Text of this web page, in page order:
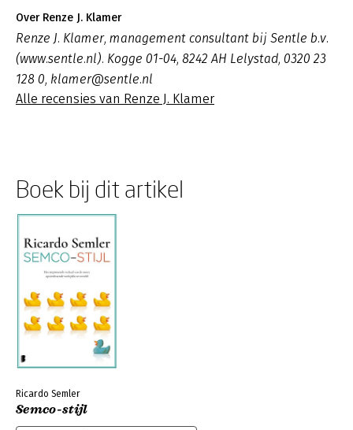
Over Renze J. Klamer
Renze J. Klamer, management consultant bij Sentle b.v.
(www.sentle.nl). Kogge 01-04, 8242 AH Lelystad, 0320 23
128 0, klamer@sentle.nl
Alle recensies van Renze J. Klamer
Boek bij dit artikel
Ricardo Semler
Semco-stijl